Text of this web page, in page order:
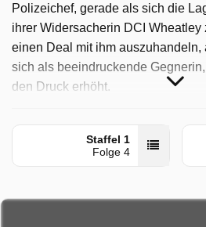
Polizeichef, gerade als sich die
ihrer Widersacherin DCI Wheatley
einen Deal mit ihm auszuhandeln,
sich als beeindruckende
den Druck erhöht.
März 2026, 00:15 Uhr.
Staffel 1
Folge 4